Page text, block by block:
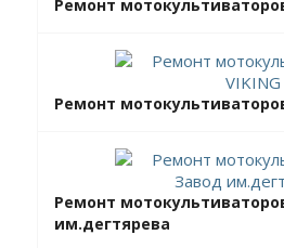
Ремонт
Ремонт
Ремонт
им.дегтярева